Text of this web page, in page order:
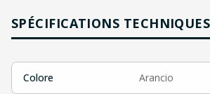
SPÉCIFICATIONS TECHNIQUES
Colore Arancio